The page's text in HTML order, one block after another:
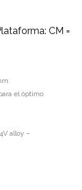
CM =
el óptimo
alloy –